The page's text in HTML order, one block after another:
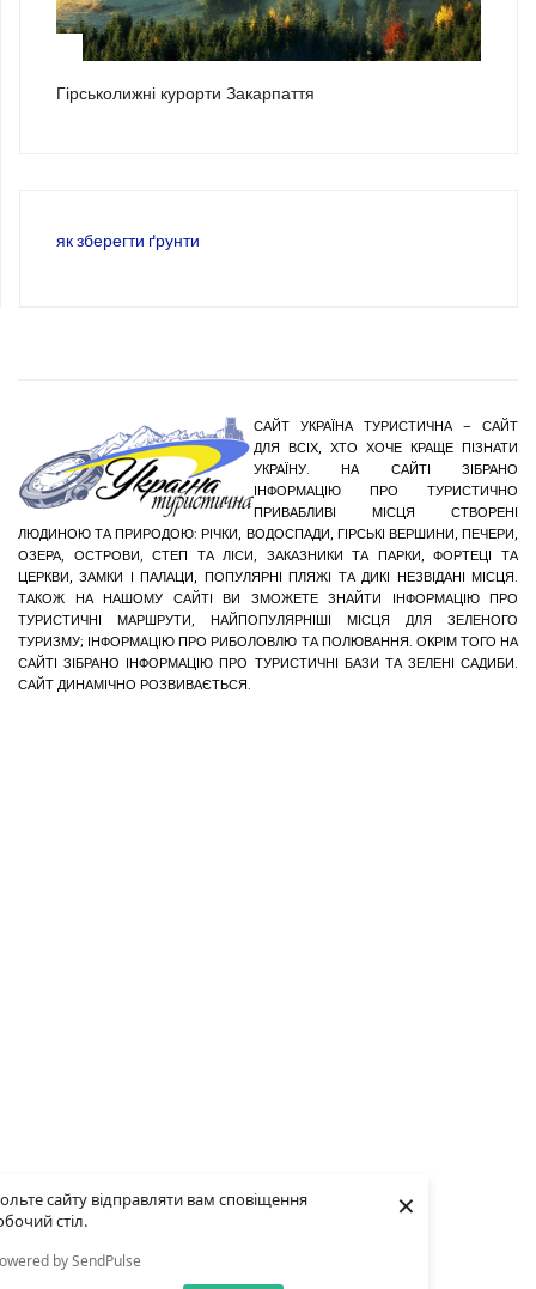
сайту відправляти вам сповіщення
стіл.
by SendPulse
×
Гірськолижні курорти Закарпаття
як зберегти ґрунти
САЙТ УКРАЇНА ТУРИСТИЧНА – САЙТ
ДЛЯ ВСІХ, ХТО ХОЧЕ КРАЩЕ ПІЗНАТИ
УКРАЇНУ. НА САЙТІ ЗІБРАНО
ІНФОРМАЦІЮ ПРО ТУРИСТИЧНО
ПРИВАБЛИВІ МІСЦЯ СТВОРЕНІ
ЛЮДИНОЮ ТА ПРИРОДОЮ: РІЧКИ, ВОДОСПАДИ, ГІРСЬКІ ВЕРШИНИ, ПЕЧЕРИ,
ОЗЕРА, ОСТРОВИ, СТЕП ТА ЛІСИ, ЗАКАЗНИКИ ТА ПАРКИ, ФОРТЕЦІ ТА
ЦЕРКВИ, ЗАМКИ І ПАЛАЦИ, ПОПУЛЯРНІ ПЛЯЖІ ТА ДИКІ НЕЗВІДАНІ МІСЦЯ.
ТАКОЖ НА НАШОМУ САЙТІ ВИ ЗМОЖЕТЕ ЗНАЙТИ ІНФОРМАЦІЮ ПРО
ТУРИСТИЧНІ МАРШРУТИ, НАЙПОПУЛЯРНІШІ МІСЦЯ ДЛЯ ЗЕЛЕНОГО
ТУРИЗМУ; ІНФОРМАЦІЮ ПРО РИБОЛОВЛЮ ТА ПОЛЮВАННЯ. ОКРІМ ТОГО НА
САЙТІ ЗІБРАНО ІНФОРМАЦІЮ ПРО ТУРИСТИЧНІ БАЗИ ТА ЗЕЛЕНІ САДИБИ.
САЙТ ДИНАМІЧНО РОЗВИВАЄТЬСЯ.